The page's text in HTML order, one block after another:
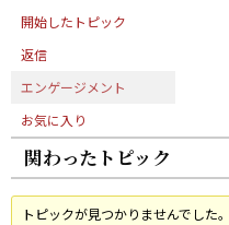
開始したトピック
返信
エンゲージメント
お気に入り
関わったトピック
トピックが見つかりませんでした。